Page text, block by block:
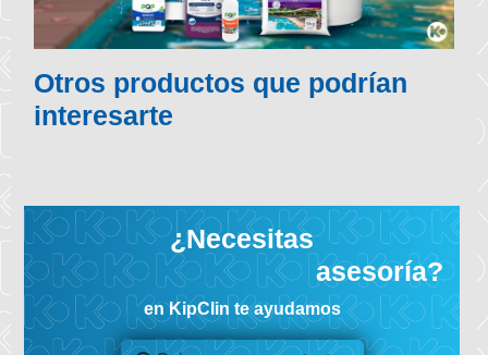
Otros productos que podrían
interesarte
¿Necesitas
asesoría?
en KipClin te ayudamos